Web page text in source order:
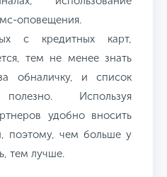
оповещения.
с кредитных карт,
тем не менее знать
обналичку, и список
полезно. Используя
удобно вносить
поэтому, чем больше у
тем лучше.